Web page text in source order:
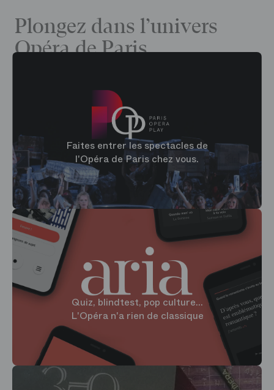
Plongez dans l’univers
Opéra de Paris
Faites entrer les spectacles de
l'Opéra de Paris chez vous.
Quiz, blindtest, pop culture...
L'Opéra n'a rien de classique